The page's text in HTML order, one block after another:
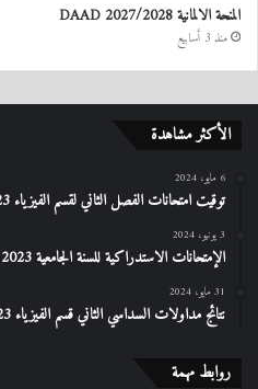
المنحة الالمانية DAAD 2027/2028
منذ 3 أسابيع
الأكثر مشاهدة
6 مايو، 2024
توقيت امتحانات الفصل الثاني لقسم الفيزياء 2023-2024
3 يونيو، 2024
الإمتحانات الاستدراكیة للسنة الجامعیة 2023 / 2024 – شعبة الكیمیـــــاء
31 مايو، 2024
نتائج مداولات السداسي الثاني قسم الفيزياء 2023-2024
روابط مهمة